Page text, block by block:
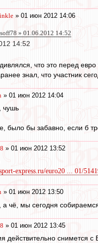
» 01 июн 2012 14:06
» 01.06.2012 14:52
14:52
что это перед
знал, что участник
» 01 июн 2012 14:04
, чушь
было бы забавно, если б
» 01 июн 2012 13:52
express.ru/euro20 ... 01/
» 01 июн 2012 13:50
, а чё, мы сегодня
» 01 июн 2012 13:45
действительно снимется с